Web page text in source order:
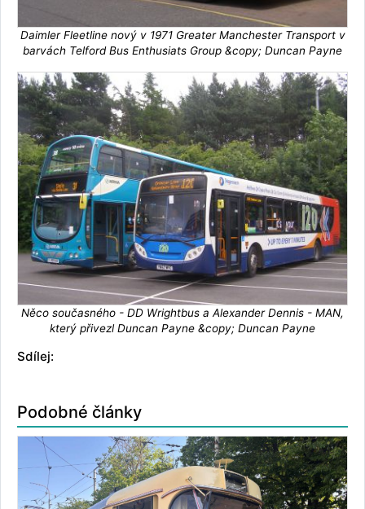
Daimler Fleetline nový v 1971 Greater Manchester Transport v
barvách Telford Bus Enthusiats Group &copy; Duncan Payne
Něco současného - DD Wrightbus a Alexander Dennis - MAN,
který přivezl Duncan Payne &copy; Duncan Payne
Sdílej:
Podobné články